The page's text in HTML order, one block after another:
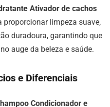
Ativador de cachos
proporcionar limpeza suave,
duradoura, garantindo que
auge da beleza e saúde.
e Diferenciais
Condicionador e